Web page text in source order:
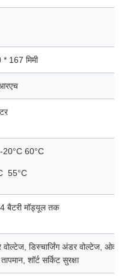
167 मिमी
-20°C 60°C
55°C
4 बैटरी मॉड्यूल तक
वोल्टेज, डिस्चार्जिंग अंडर वोल्टेज, ओवर
शॉर्ट सर्किट सुरक्षा